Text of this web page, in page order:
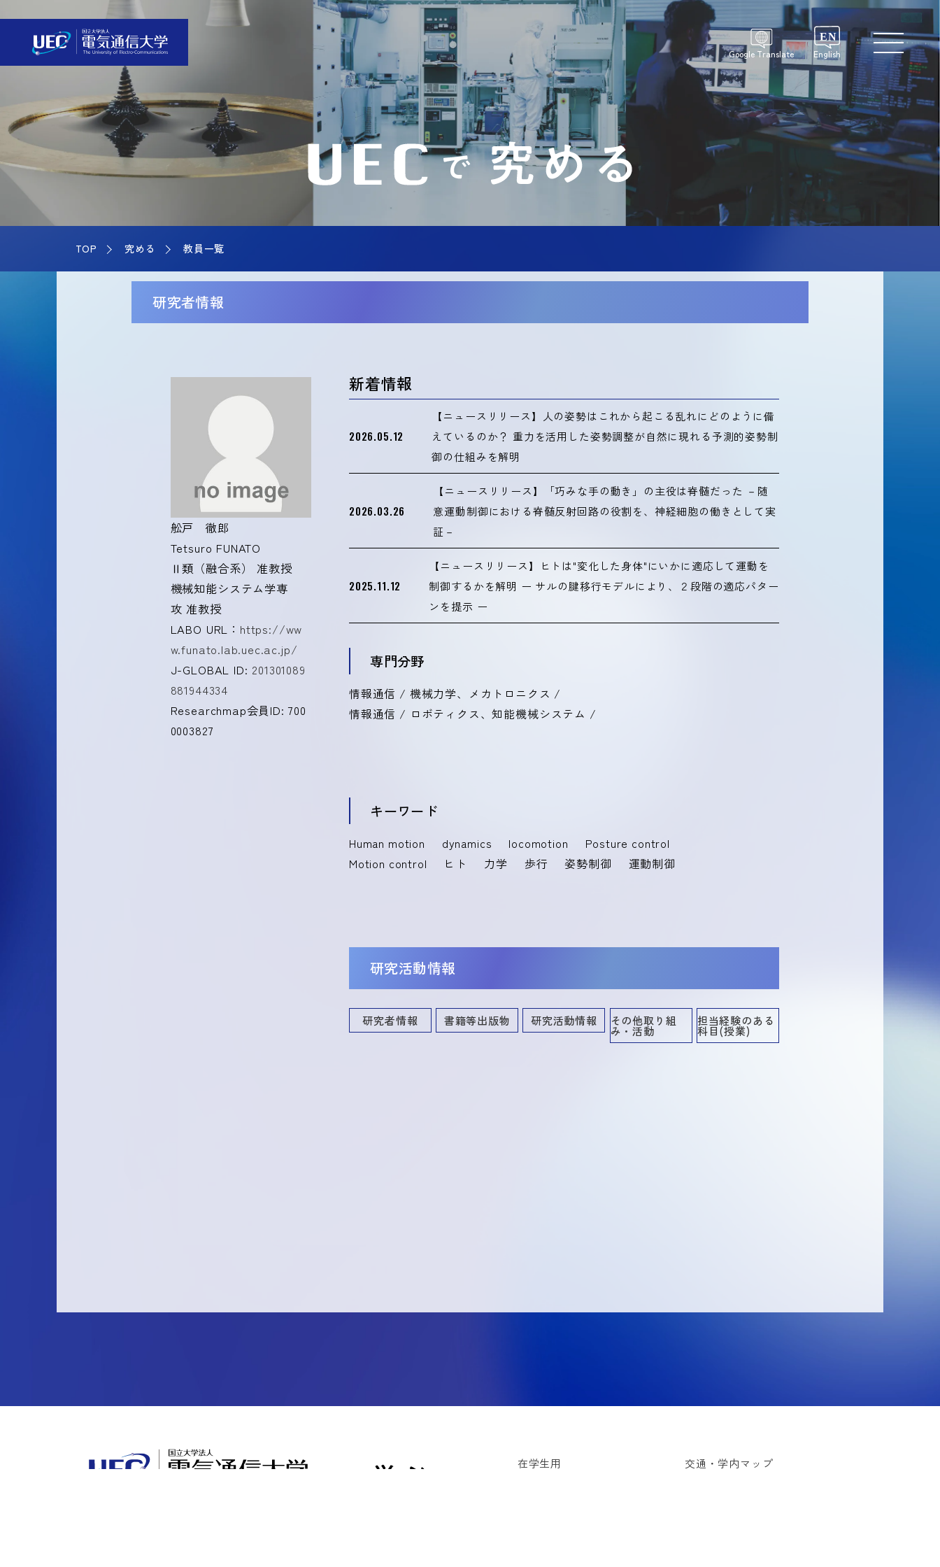
Google Translate English
TOP 究める 教員一覧
研究者情報
舩戸 徹郎
Tetsuro FUNATO
Ⅱ類（融合系） 准教授
機械知能システム学専
攻 准教授
LABO URL： https://ww
w.funato.lab.uec.ac.jp/
J-GLOBAL ID: 201301089
881944334
Researchmap会員ID: 700
0003827
新着情報
2026.05.12
【ニュースリリース】人の姿勢はこれから起こる乱れにどのように備
えているのか？ 重力を活用した姿勢調整が自然に現れる予測的姿勢制
御の仕組みを解明
2026.03.26
【ニュースリリース】「巧みな手の動き」の主役は脊髄だった －随
意運動制御における脊髄反射回路の役割を、神経細胞の働きとして実
証－
2025.11.12
【ニュースリリース】ヒトは"変化した身体"にいかに適応して運動を
制御するかを解明 ー サルの腱移行モデルにより、２段階の適応パター
ンを提示 ー
専門分野
情報通信 / 機械力学、メカトロニクス /
情報通信 / ロボティクス、知能機械システム /
キーワード
Human motion dynamics locomotion
Posture control
Motion control
ヒト 力学 歩行 姿勢制御 運動制御
研究活動情報
研究者情報 書籍等出版物 研究活動情報 その他取り組
み・活動
担当経験のある
科目(授業)
在学生用
交通・学内マップ